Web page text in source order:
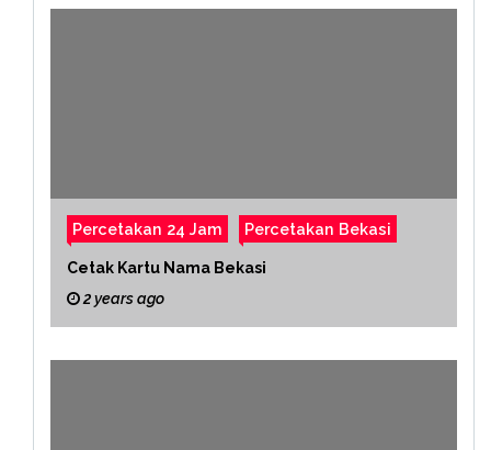
Percetakan 24 Jam Percetakan Bekasi
Cetak Kartu Nama Bekasi
2 years ago